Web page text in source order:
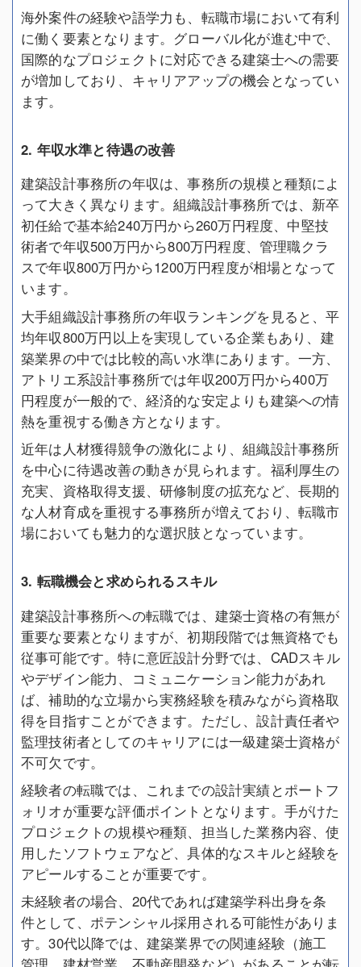
海外案件の経験や語学力も、転職市場において有利
に働く要素となります。グローバル化が進む中で、
国際的なプロジェクトに対応できる建築士への需要
が増加しており、キャリアアップの機会となってい
ます。
2. 年収水準と待遇の改善
建築設計事務所の年収は、事務所の規模と種類によ
って大きく異なります。組織設計事務所では、新卒
初任給で基本給240万円から260万円程度、中堅技
術者で年収500万円から800万円程度、管理職クラ
スで年収800万円から1200万円程度が相場となって
います。
大手組織設計事務所の年収ランキングを見ると、平
均年収800万円以上を実現している企業もあり、建
築業界の中では比較的高い水準にあります。一方、
アトリエ系設計事務所では年収200万円から400万
円程度が一般的で、経済的な安定よりも建築への情
熱を重視する働き方となります。
近年は人材獲得競争の激化により、組織設計事務所
を中心に待遇改善の動きが見られます。福利厚生の
充実、資格取得支援、研修制度の拡充など、長期的
な人材育成を重視する事務所が増えており、転職市
場においても魅力的な選択肢となっています。
3. 転職機会と求められるスキル
建築設計事務所への転職では、建築士資格の有無が
重要な要素となりますが、初期段階では無資格でも
従事可能です。特に意匠設計分野では、CADスキル
やデザイン能力、コミュニケーション能力があれ
ば、補助的な立場から実務経験を積みながら資格取
得を目指すことができます。ただし、設計責任者や
監理技術者としてのキャリアには一級建築士資格が
不可欠です。
経験者の転職では、これまでの設計実績とポートフ
ォリオが重要な評価ポイントとなります。手がけた
プロジェクトの規模や種類、担当した業務内容、使
用したソフトウェアなど、具体的なスキルと経験を
アピールすることが重要です。
未経験者の場合、20代であれば建築学科出身を条
件として、ポテンシャル採用される可能性がありま
す。30代以降では、建築業界での関連経験（施工